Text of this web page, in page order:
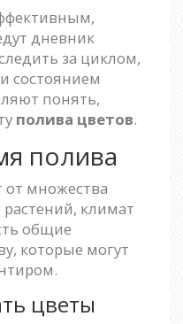
дневник
за циклом,
состоянием
понять,
полива цветов.
полива
от множества
растений, климат
общие
которые могут
цветы